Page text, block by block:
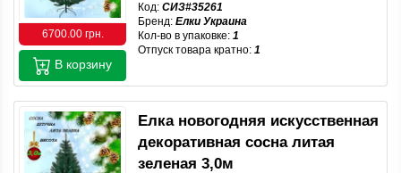
6700.00 грн.
Код: СИЗ#35261
Бренд: Елки Украина
Кол-во в упаковке: 1
Отпуск товара кратно: 1
В корзину
Елка новогодняя искусственная
декоративная сосна литая
зеленая 3,0м